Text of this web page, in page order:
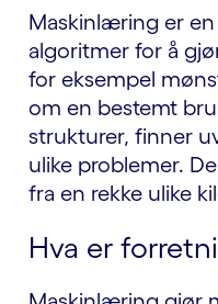
Maskinlæring er en
algoritmer for å
for eksempel
om en bestemt
strukturer, finner
ulike problemer.
fra en rekke ulike
Hva er